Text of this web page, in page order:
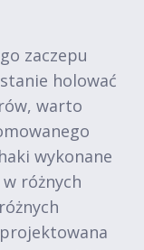
zaczepu
holować
warto
wykonane
różnych